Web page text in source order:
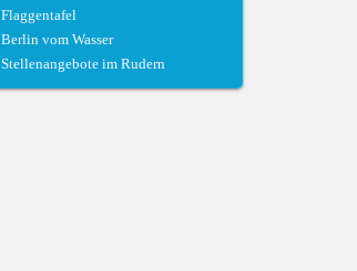
Flaggentafel
Berlin vom Wasser
Stellenangebote im Rudern